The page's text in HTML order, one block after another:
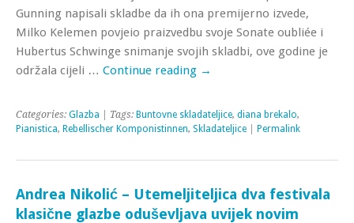
Gunning napisali skladbe da ih ona premijerno izvede,
Milko Kelemen povjeio praizvedbu svoje Sonate oubliée i
Hubertus Schwinge snimanje svojih skladbi, ove godine je
održala cijeli … Continue reading →
Categories: Glazba | Tags: Buntovne skladateljice, diana brekalo,
Pianistica, Rebellischer Komponistinnen, Skladateljice Permalink
Andrea Nikolić – Utemeljiteljica dva festivala
klasične glazbe oduševljava uvijek novim